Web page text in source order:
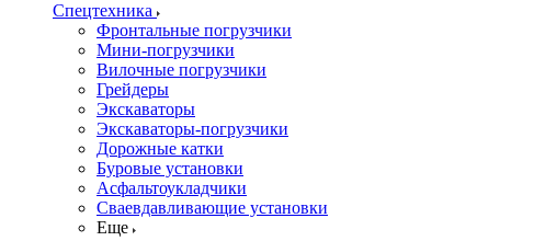
Спецтехника
Фронтальные погрузчики
Мини-погрузчики
Вилочные погрузчики
Грейдеры
Экскаваторы
Экскаваторы-погрузчики
Дорожные катки
Буровые установки
Асфальтоукладчики
Сваевдавливающие установки
Еще